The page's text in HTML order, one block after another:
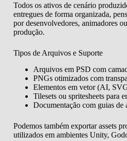
Todos os ativos de cenário
entregues de forma organizada,
por desenvolvedores, animadores
produção.
Tipos de Arquivos e Suporte
Arquivos em PSD com
PNGs otimizados com
Elementos em vetor (AI,
Tilesets ou spritesheets para
Documentação com guias de
Podemos também exportar assets
utilizados em ambientes Unity,